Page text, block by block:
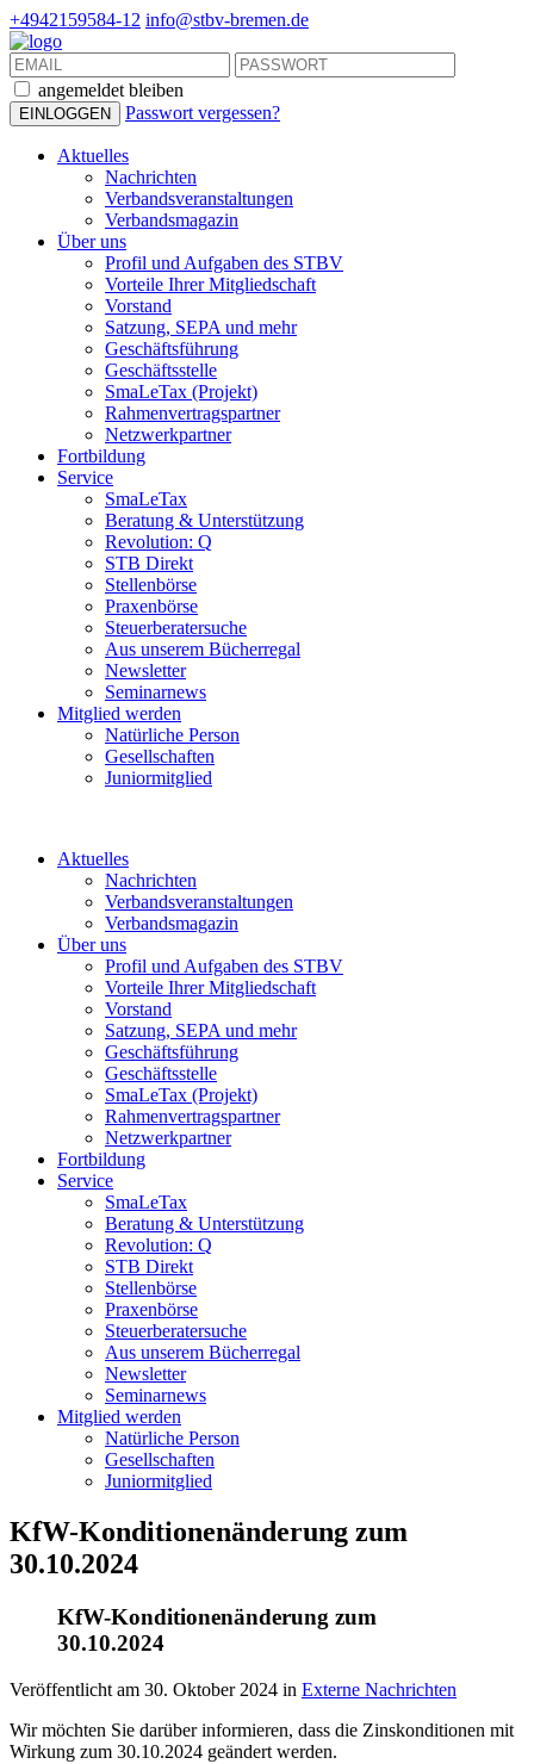
+4942159584-12 info@stbv-bremen.de
angemeldet bleiben
Passwort vergessen?
Aktuelles
Nachrichten
Verbandsveranstaltungen
Verbandsmagazin
Über uns
Profil und Aufgaben des STBV
Vorteile Ihrer Mitgliedschaft
Vorstand
Satzung, SEPA und mehr
Geschäftsführung
Geschäftsstelle
SmaLeTax (Projekt)
Rahmenvertragspartner
Netzwerkpartner
Fortbildung
Service
SmaLeTax
Beratung & Unterstützung
Revolution: Q
STB Direkt
Stellenbörse
Praxenbörse
Steuerberatersuche
Aus unserem Bücherregal
Newsletter
Seminarnews
Mitglied werden
Natürliche Person
Gesellschaften
Juniormitglied
Aktuelles
Nachrichten
Verbandsveranstaltungen
Verbandsmagazin
Über uns
Profil und Aufgaben des STBV
Vorteile Ihrer Mitgliedschaft
Vorstand
Satzung, SEPA und mehr
Geschäftsführung
Geschäftsstelle
SmaLeTax (Projekt)
Rahmenvertragspartner
Netzwerkpartner
Fortbildung
Service
SmaLeTax
Beratung & Unterstützung
Revolution: Q
STB Direkt
Stellenbörse
Praxenbörse
Steuerberatersuche
Aus unserem Bücherregal
Newsletter
Seminarnews
Mitglied werden
Natürliche Person
Gesellschaften
Juniormitglied
KfW-Konditionenänderung zum
30.10.2024
KfW-Konditionenänderung zum
30.10.2024
Veröffentlicht am 30. Oktober 2024 in Externe Nachrichten
Wir möchten Sie darüber informieren, dass die Zinskonditionen mit
Wirkung zum 30.10.2024 geändert werden.